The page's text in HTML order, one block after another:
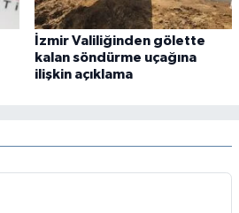
İzmir Valiliğinden gölette
kalan söndürme uçağına
ilişkin açıklama